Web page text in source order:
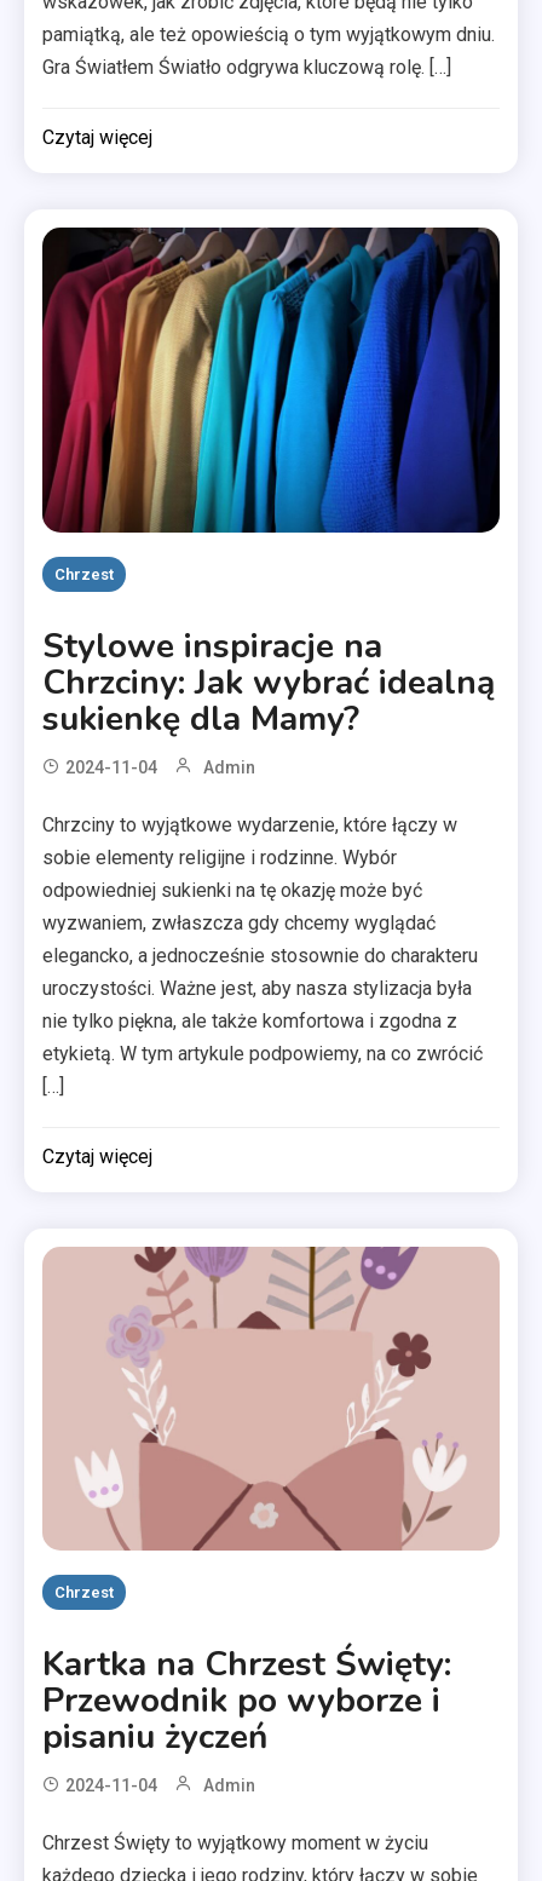
pamiątką, ale też opowieścią o tym wyjątkowym dniu.
Gra Światłem Światło odgrywa kluczową rolę. […]
Czytaj więcej
Chrzest
Stylowe inspiracje na
Chrzciny: Jak wybrać idealną
sukienkę dla Mamy?
2024-11-04 Admin
Chrzciny to wyjątkowe wydarzenie, które łączy w
sobie elementy religijne i rodzinne. Wybór
odpowiedniej sukienki na tę okazję może być
wyzwaniem, zwłaszcza gdy chcemy wyglądać
elegancko, a jednocześnie stosownie do charakteru
uroczystości. Ważne jest, aby nasza stylizacja była
nie tylko piękna, ale także komfortowa i zgodna z
etykietą. W tym artykule podpowiemy, na co zwrócić
[…]
Czytaj więcej
Chrzest
Kartka na Chrzest Święty:
Przewodnik po wyborze i
pisaniu życzeń
2024-11-04 Admin
Chrzest Święty to wyjątkowy moment w życiu
każdego dziecka i jego rodziny, który łączy w sobie